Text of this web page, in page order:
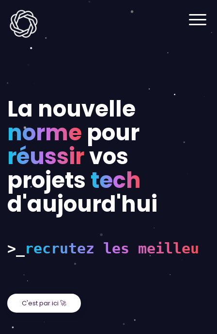
La nouvelle
norme pour
réussirvos
projets tech
d'aujourd'hui
>_
recrutez les
meilleurs
C'est par ici 🚀